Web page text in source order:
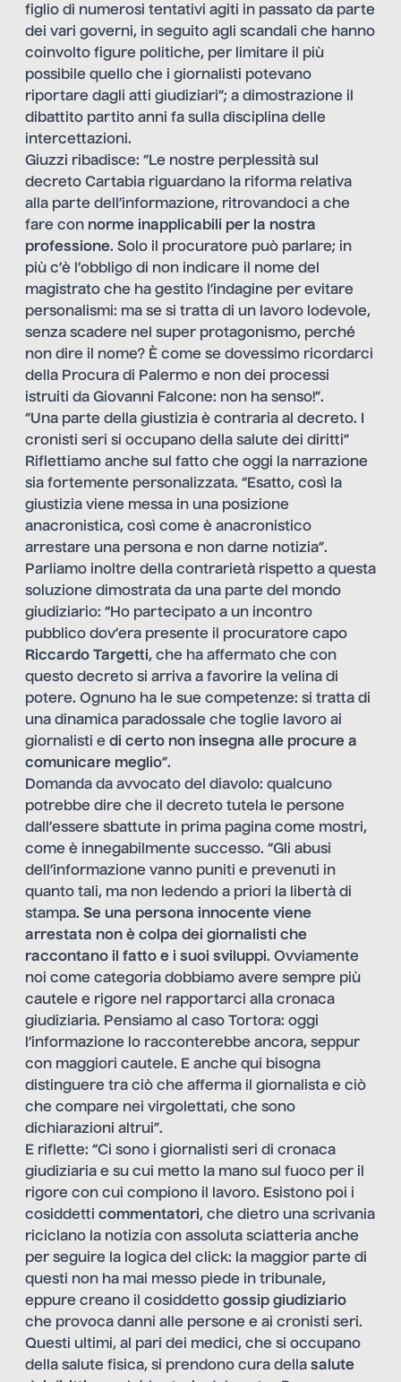
figlio di numerosi tentativi agiti in passato da parte
dei vari governi, in seguito agli scandali che hanno
coinvolto figure politiche, per limitare il più
possibile quello che i giornalisti potevano
riportare dagli atti giudiziari”; a dimostrazione il
dibattito partito anni fa sulla disciplina delle
intercettazioni.
Giuzzi ribadisce: “Le nostre perplessità sul
decreto Cartabia riguardano la riforma relativa
alla parte dell’informazione, ritrovandoci a che
fare con norme inapplicabili per la nostra
professione. Solo il procuratore può parlare; in
più c’è l’obbligo di non indicare il nome del
magistrato che ha gestito l’indagine per evitare
personalismi: ma se si tratta di un lavoro lodevole,
senza scadere nel super protagonismo, perché
non dire il nome? È come se dovessimo ricordarci
della Procura di Palermo e non dei processi
istruiti da Giovanni Falcone: non ha senso!”.
“Una parte della giustizia è contraria al decreto. I
cronisti seri si occupano della salute dei diritti”
Riflettiamo anche sul fatto che oggi la narrazione
sia fortemente personalizzata. “Esatto, così la
giustizia viene messa in una posizione
anacronistica, così come è anacronistico
arrestare una persona e non darne notizia”.
Parliamo inoltre della contrarietà rispetto a questa
soluzione dimostrata da una parte del mondo
giudiziario: “Ho partecipato a un incontro
pubblico dov’era presente il procuratore capo
Riccardo Targetti, che ha affermato che con
questo decreto si arriva a favorire la velina di
potere. Ognuno ha le sue competenze: si tratta di
una dinamica paradossale che toglie lavoro ai
giornalisti e di certo non insegna alle procure a
comunicare meglio”.
Domanda da avvocato del diavolo: qualcuno
potrebbe dire che il decreto tutela le persone
dall’essere sbattute in prima pagina come mostri,
come è innegabilmente successo. “Gli abusi
dell’informazione vanno puniti e prevenuti in
quanto tali, ma non ledendo a priori la libertà di
stampa. Se una persona innocente viene
arrestata non è colpa dei giornalisti che
raccontano il fatto e i suoi sviluppi. Ovviamente
noi come categoria dobbiamo avere sempre più
cautele e rigore nel rapportarci alla cronaca
giudiziaria. Pensiamo al caso Tortora: oggi
l’informazione lo racconterebbe ancora, seppur
con maggiori cautele. E anche qui bisogna
distinguere tra ciò che afferma il giornalista e ciò
che compare nei virgolettati, che sono
dichiarazioni altrui”.
E riflette: “Ci sono i giornalisti seri di cronaca
giudiziaria e su cui metto la mano sul fuoco per il
rigore con cui compiono il lavoro. Esistono poi i
cosiddetti commentatori, che dietro una scrivania
riciclano la notizia con assoluta sciatteria anche
per seguire la logica del click: la maggior parte di
questi non ha mai messo piede in tribunale,
eppure creano il cosiddetto gossip giudiziario
che provoca danni alle persone e ai cronisti seri.
Questi ultimi, al pari dei medici, che si occupano
della salute fisica, si prendono cura della salute